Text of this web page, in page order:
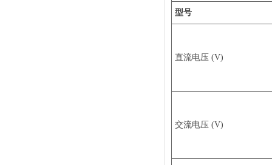
型号
直流电压 (V)
交流电压 (V)